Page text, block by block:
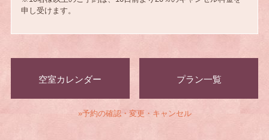
申し受けます。
空室カレンダー プラン一覧
»予約の確認・変更・キャンセル